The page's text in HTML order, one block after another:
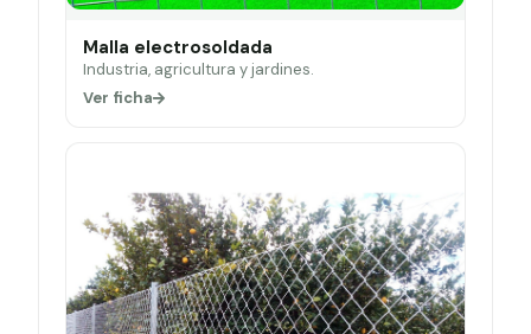
Malla electrosoldada
Industria, agricultura y jardines.
Ver ficha